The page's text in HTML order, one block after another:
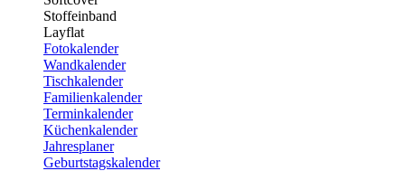
Stoffeinband
Layflat
Fotokalender
Wandkalender
Tischkalender
Familienkalender
Terminkalender
Küchenkalender
Jahresplaner
Geburtstagskalender